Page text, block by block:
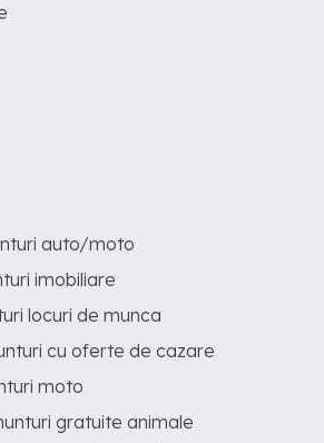
auto/moto
imobiliare
locuri de munca
cu oferte de cazare
moto
gratuite animale